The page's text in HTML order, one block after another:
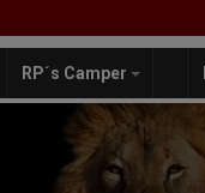
RP´s Camper